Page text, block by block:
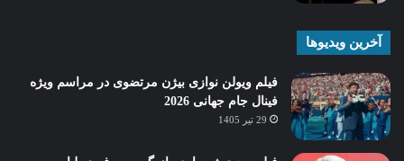
آخرین ویدیوها
فیلم ویولن نوازی بیژن مرتضوی در مراسم ویژه
فینال جام جهانی 2026
29 تیر 1405